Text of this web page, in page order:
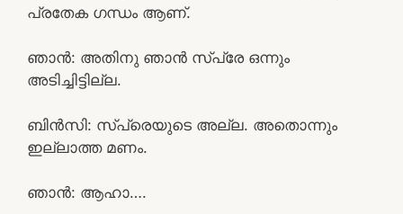
പ്രതേക ഗന്ധം ആണ്.
ഞാൻ: അതിനു ഞാൻ സ്പ്രേ ഒന്നും
അടിച്ചിട്ടില്ല.
ബിൻസി: സ്പ്രെയുടെ അല്ല. അതൊന്നും
ഇല്ലാത്ത മണം.
ഞാൻ: ആഹാ….